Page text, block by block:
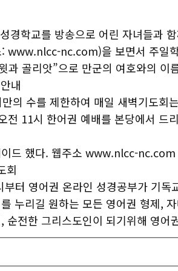
경학교를 방송으로 어린 자녀들
www.nlcc-nc.com)을 보면서 주일
과 골리앗”으로 만군의 여호와의
내
의 수를 제한하여 매일 새벽기도
11시 한어권 예배를 본당에서
드 했다. 웹주소 www.nlcc-
회
터 영어권 온라인 성경공부가 기
누리길 원하는 모든 영어권 형제,
순전한 그리스도인이 되기위해 영어